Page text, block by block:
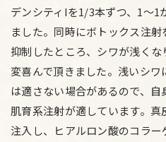
デンシティIを1/3本ずつ、1～1
ました。同時にボトックス注
抑制したところ、シワが浅く
変喜んで頂きました。浅いシ
は適さない場合があるので、
肌育系注射が適しています。真
注入し、ヒアルロン酸のコラ